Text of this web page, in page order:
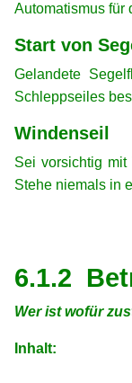
Automatismus für
Start von
Gelandete
Schleppseiles
Windenseil
Sei vorsichtig
Stehe niemals in
6.1.2
Wer ist wofür
Inhalt: